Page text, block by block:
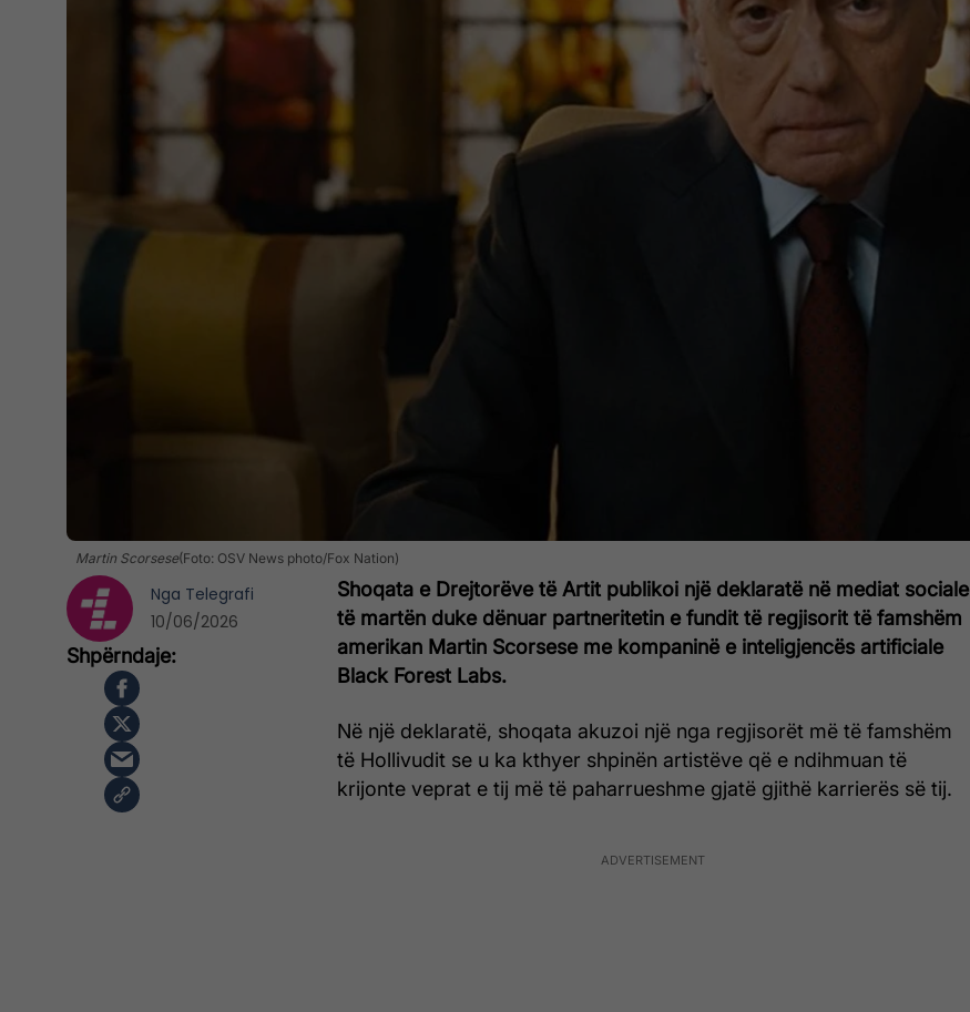
Martin Scorsese(Foto: OSV News photo/Fox Nation)
Shoqata e Drejtorëve të Artit publikoi një deklaratë në mediat sociale
të martën duke dënuar partneritetin e fundit të regjisorit të famshëm
amerikan Martin Scorsese me kompaninë e inteligjencës artificiale
Black Forest Labs.
Në një deklaratë, shoqata akuzoi një nga regjisorët më të famshëm
të Hollivudit se u ka kthyer shpinën artistëve që e ndihmuan të
krijonte veprat e tij më të paharrueshme gjatë gjithë karrierës së tij.
Nga Telegrafi
10/06/2026